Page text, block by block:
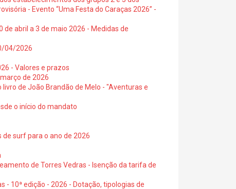
- Evento “Uma Festa do Caraças 2026” -
de abril a 3 de maio 2026 - Medidas de
04/2026
- Valores e prazos
de 2026
de João Brandão de Melo - "Aventuras e
o início do mandato
de surf para o ano de 2026
de Torres Vedras - Isenção da tarifa de
- 10ª edição - 2026 - Dotação, tipologias de